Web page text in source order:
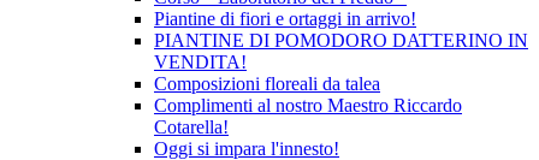
Piantine di fiori e ortaggi in arrivo!
PIANTINE DI POMODORO DATTERINO IN
VENDITA!
Composizioni floreali da talea
Complimenti al nostro Maestro Riccardo
Cotarella!
Oggi si impara l'innesto!